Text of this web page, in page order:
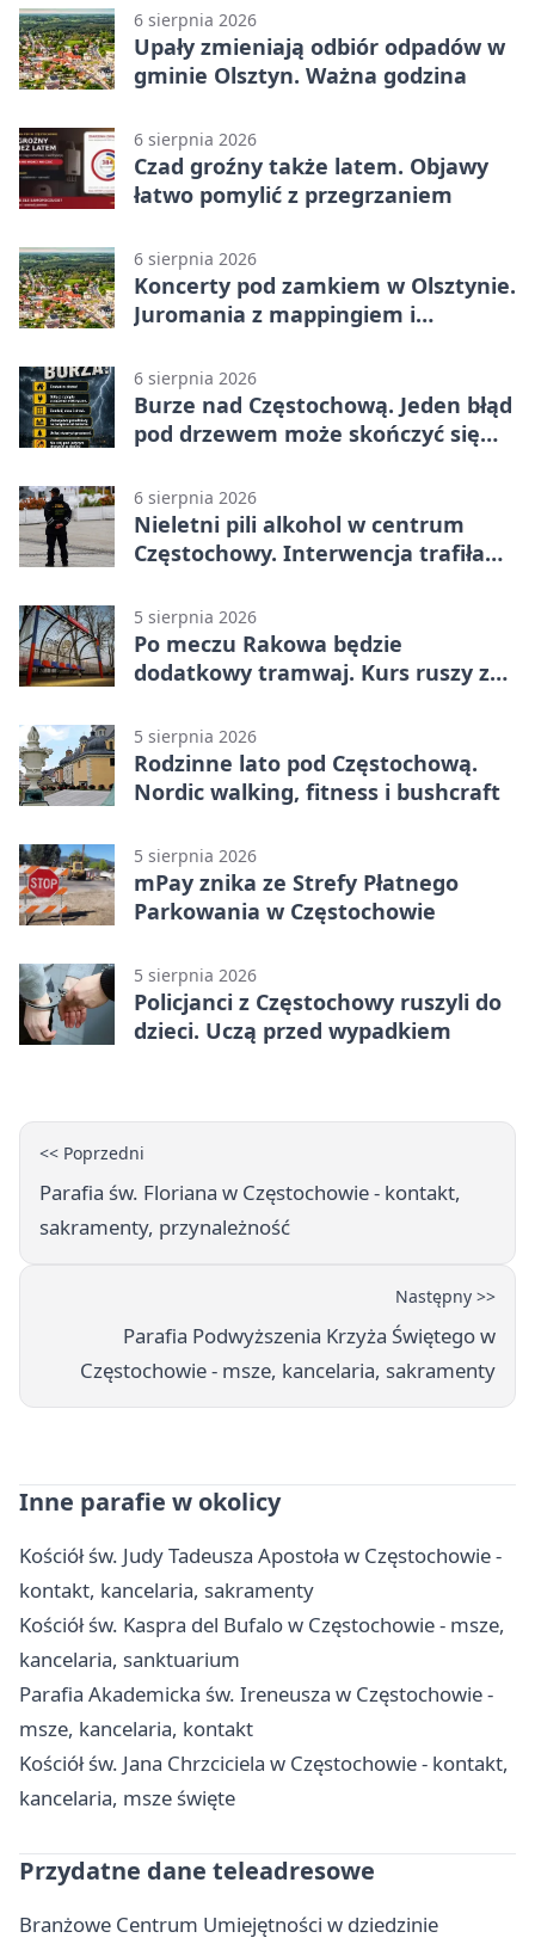
6 sierpnia 2026
Upały zmieniają odbiór odpadów w
gminie Olsztyn. Ważna godzina
6 sierpnia 2026
Czad groźny także latem. Objawy
łatwo pomylić z przegrzaniem
6 sierpnia 2026
Koncerty pod zamkiem w Olsztynie.
Juromania z mappingiem i
6 sierpnia 2026
Burze nad Częstochową. Jeden błąd
pod drzewem może skończyć się
6 sierpnia 2026
Nieletni pili alkohol w centrum
Częstochowy. Interwencja trafiła
5 sierpnia 2026
Po meczu Rakowa będzie
dodatkowy tramwaj. Kurs ruszy ze
5 sierpnia 2026
Rodzinne lato pod Częstochową.
Nordic walking, fitness i bushcraft
5 sierpnia 2026
mPay znika ze Strefy Płatnego
Parkowania w Częstochowie
5 sierpnia 2026
Policjanci z Częstochowy ruszyli do
dzieci. Uczą przed wypadkiem
<< Poprzedni
Parafia św. Floriana w Częstochowie - kontakt,
sakramenty, przynależność
Następny >>
Parafia Podwyższenia Krzyża Świętego w
Częstochowie - msze, kancelaria, sakramenty
Inne parafie w okolicy
Kościół św. Judy Tadeusza Apostoła w Częstochowie -
kontakt, kancelaria, sakramenty
Kościół św. Kaspra del Bufalo w Częstochowie - msze,
kancelaria, sanktuarium
Parafia Akademicka św. Ireneusza w Częstochowie -
msze, kancelaria, kontakt
Kościół św. Jana Chrzciciela w Częstochowie - kontakt,
kancelaria, msze święte
Przydatne dane teleadresowe
Branżowe Centrum Umiejętności w dziedzinie